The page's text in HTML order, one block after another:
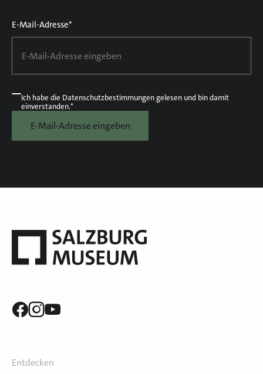
E-Mail-Adresse*
Ich habe die Datenschutzbestimmungengelesen und bin damit
einverstanden.*
E-Mail-Adresse eingeben
Entdecken